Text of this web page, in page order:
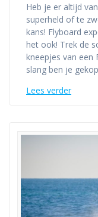
Heb je er altijd
superheld of te
kans! Flyboard
het ook! Trek de
kneepjes van een
slang ben je
Lees verder